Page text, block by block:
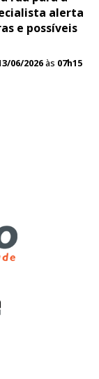
alerta
e possíveis
06/2026às 07h15